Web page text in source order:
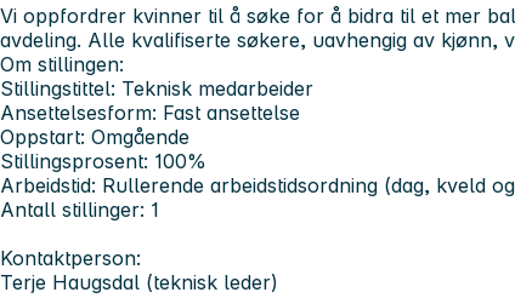
Vi oppfordrer kvinner til å søke for å bidra til et mer
avdeling. Alle kvalifiserte søkere, uavhengig av kjønn,
Om stillingen:
Stillingstittel: Teknisk medarbeider
Ansettelsesform: Fast ansettelse
Oppstart: Omgående
Stillingsprosent: 100%
Arbeidstid: Rullerende arbeidstidsordning (dag, kveld
Antall stillinger: 1
Kontaktperson:
Terje Haugsdal (teknisk leder)